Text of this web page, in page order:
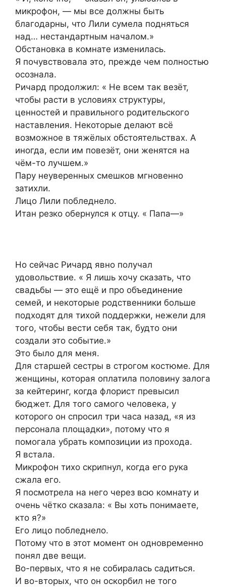
микрофон, — мы все должны быть
благодарны, что Лили сумела подняться
над… нестандартным началом.»
Обстановка в комнате изменилась.
Я почувствовала это, прежде чем полностью
осознала.
Ричард продолжил: « Не всем так везёт,
чтобы расти в условиях структуры,
ценностей и правильного родительского
наставления. Некоторые делают всё
возможное в тяжёлых обстоятельствах. А
иногда, если им повезёт, они женятся на
чём-то лучшем.»
Пару неуверенных смешков мгновенно
затихли.
Лицо Лили побледнело.
Итан резко обернулся к отцу. « Папа—»
Но сейчас Ричард явно получал
удовольствие. « Я лишь хочу сказать, что
свадьбы — это ещё и про объединение
семей, и некоторые родственники больше
подходят для тихой поддержки, нежели для
того, чтобы вести себя так, будто они
создали это событие.»
Это было для меня.
Для старшей сестры в строгом костюме. Для
женщины, которая оплатила половину залога
за кейтеринг, когда флорист превысил
бюджет. Для того самого человека, у
которого он спросил три часа назад, «я из
персонала площадки», потому что я
помогала убрать композиции из прохода.
Я встала.
Микрофон тихо скрипнул, когда его рука
сжала его.
Я посмотрела на него через всю комнату и
очень чётко сказала: « Вы хоть понимаете,
кто я?»
Его лицо побледнело.
Потому что в этот момент он одновременно
понял две вещи.
Во-первых, что я не собиралась садиться.
И во-вторых, что он оскорбил не того